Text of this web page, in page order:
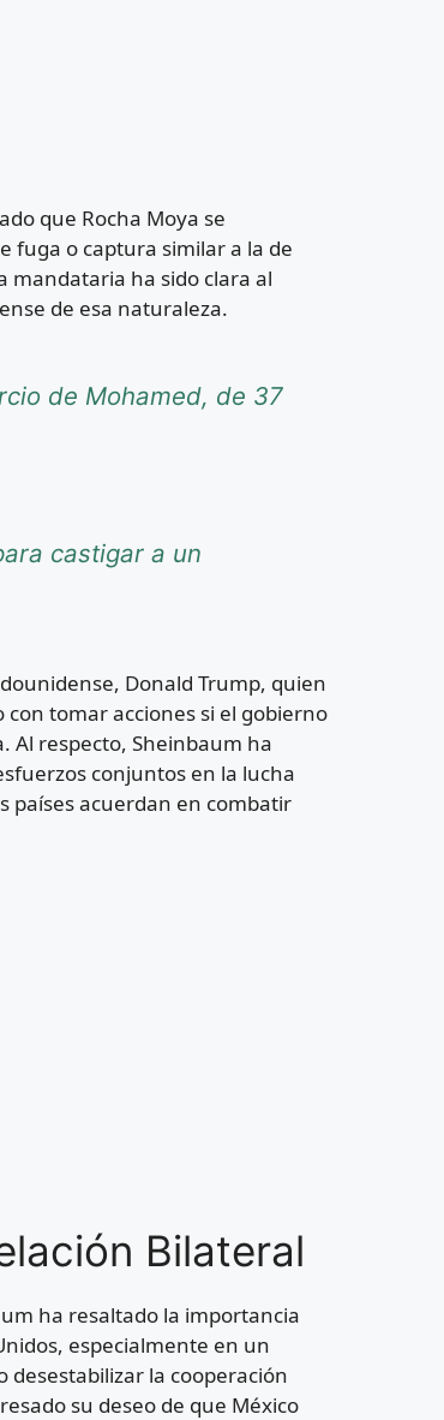
que Rocha Moya se
fuga o captura similar a la de
mandataria ha sido clara al
de esa naturaleza.
de Mohamed, de 37
castigar a un
Donald Trump, quien
tomar acciones si el gobierno
Al respecto, Sheinbaum ha
conjuntos en la lucha
países acuerdan en combatir
Bilateral
ha resaltado la importancia
especialmente en un
la cooperación
su deseo de que México